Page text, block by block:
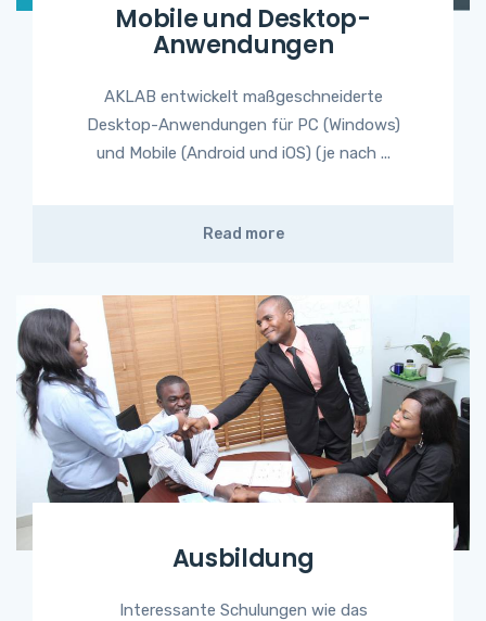
Mobile und Desktop-
Anwendungen
AKLAB entwickelt maßgeschneiderte
Desktop-Anwendungen für PC (Windows)
und Mobile (Android und iOS) (je nach ...
Read more
Ausbildung
Interessante Schulungen wie das